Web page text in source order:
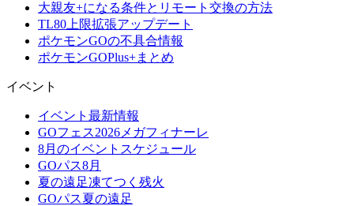
大親友+になる条件とリモート交換の方法
TL80上限拡張アップデート
ポケモンGOの不具合情報
ポケモンGOPlus+まとめ
イベント
イベント最新情報
GOフェス2026メガフィナーレ
8月のイベントスケジュール
GOパス8月
夏の遠足凍てつく残火
GOパス夏の遠足